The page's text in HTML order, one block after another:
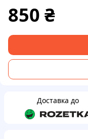
850 ₴
Доставка до